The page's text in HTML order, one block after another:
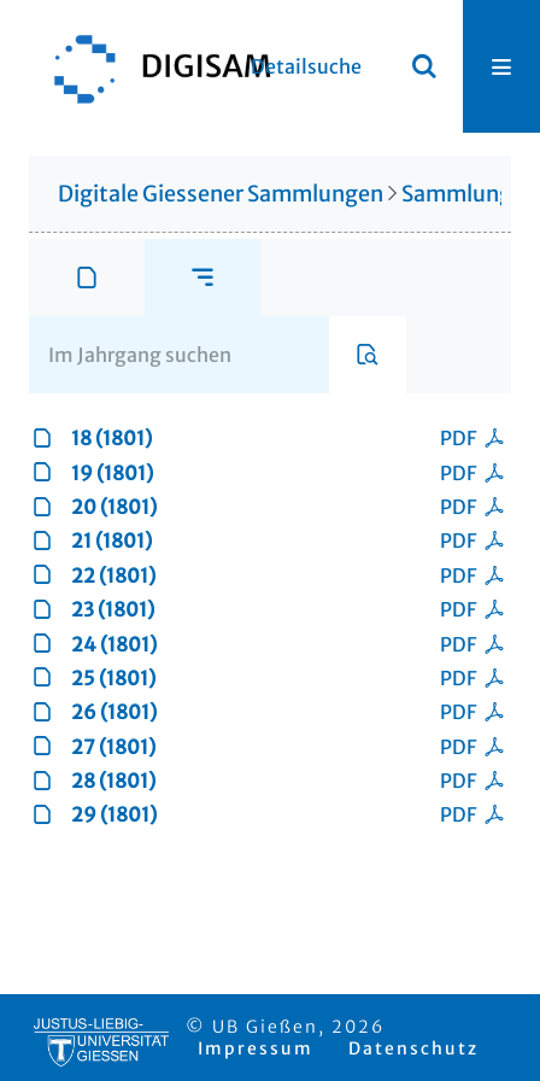
Detailsuche
Digitale Giessener Sammlungen Sammlung
PDF
18 (1801)
PDF
19 (1801)
PDF
20 (1801)
PDF
21 (1801)
PDF
22 (1801)
PDF
23 (1801)
PDF
24 (1801)
PDF
25 (1801)
PDF
26 (1801)
PDF
27 (1801)
PDF
28 (1801)
PDF
29 (1801)
© UB Gießen, 2026
Impressum
Datenschutz